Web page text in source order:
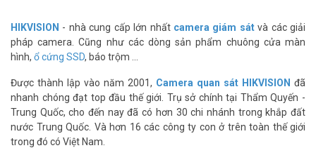
HIKVISION DS-7616NXI-K1
– Đầu ghi hình NVR 8 kênh – 1 ổ cứng
– Chuẩn nén H.265+/H.265/H.264+/H.264
– Hỗ trợ độ phân giải ghi hình lên đến 12MP
– Băng thông đầu vào 160Mbps
– Băng thông đầu ra 80Mbps
– Cổng ra HDMI độ phân giải 4K (3840 × 2160)/30 Hz, Cổng ra VGA
độ phân giải 1920 × 1080/60 Hz
HIKVISION - nhà cung cấp lớn nhất camera giám sátvà các giải
pháp camera. Cũng như các dòng sản phẩm chuông cửa màn
hình, ổ cứng SSD, báo trộm ...
Được thành lập vào năm 2001, Camera quan sát HIKVISION đã
nhanh chóng đạt top đầu thế giới. Trụ sở chính tại Thẩm Quyến -
Trung Quốc, cho đến nay đã có hơn 30 chi nhánh trong khắp đất
nước Trung Quốc. Và hơn 16 các công ty con ở trên toàn thế giới
trong đó có Việt Nam.